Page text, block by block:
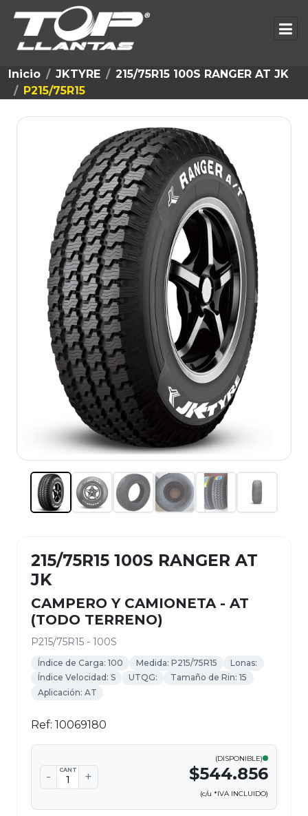
Inicio JKTYRE
215/75R15 100S RANGER AT JK
P215/75R15
215/75R15 100S RANGER AT
JK
CAMPERO Y CAMIONETA - AT
(TODO TERRENO)
P215/75R15 - 100S
Índice de Carga: 100 Medida: P215/75R15
Lonas:
Índice Velocidad: S
UTQG:
Tamaño de Rin: 15
Aplicación: AT
Ref: 10069180
- CANT +
(DISPONIBLE)
$544.856
(c/u *IVA INCLUIDO)